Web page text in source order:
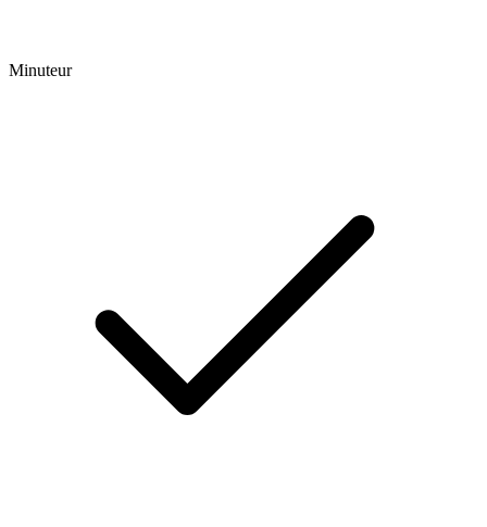
Minuteur